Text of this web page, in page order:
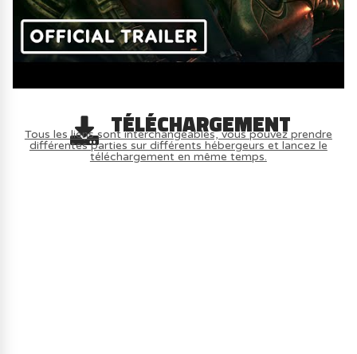
TÉLÉCHARGEMENT
Tous les liens sont interchangeables, vous pouvez prendre
différentes parties sur différents hébergeurs et lancez le
téléchargement en même temps.